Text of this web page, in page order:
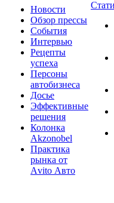
Новости
Обзор прессы
События
Интервью
Рецепты
успеха
Персоны
автобизнеса
Досье
Эффективные
решения
Колонка
Akzonobel
Практика
рынка от
Аvito Авто